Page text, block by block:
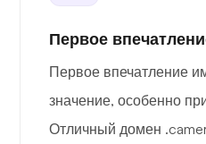
Первое
Первое впечатление
значение, особенно
Отличный домен